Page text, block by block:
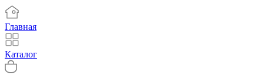
Главная
Каталог